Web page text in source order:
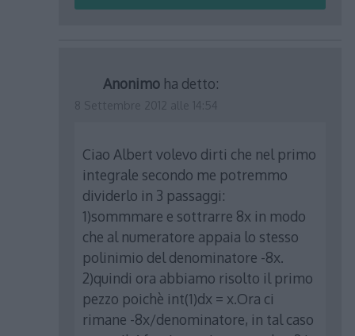
Anonimo ha detto:
Ciao Albert volevo dirti che nel primo
integrale secondo me potremmo
dividerlo in 3 passaggi:
1)sommmare e sottrarre 8x in modo
che al numeratore appaia lo stesso
polinimio del denominatore -8x.
2)quindi ora abbiamo risolto il primo
pezzo poichè int(1)dx = x.Ora ci
rimane -8x/denominatore, in tal caso